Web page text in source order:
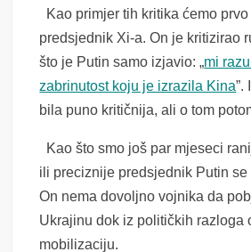
Kao primjer tih kritika ćemo
predsjednik Xi-a. On je kritizirao
što je Putin samo izjavio: „mi
zabrinutost koju je izrazila Kina”.
bila puno kritičnija, ali o tom
Kao što smo još par mjeseci
ili preciznije predsjednik Putin se
On nema dovoljno vojnika da
Ukrajinu dok iz političkih razloga
mobilizaciju.